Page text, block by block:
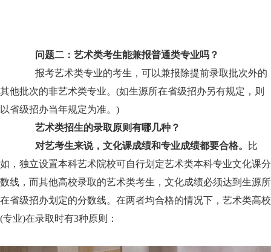
问题二：艺术类考生能兼报普通类专业吗？
报考艺术类专业的考生，可以兼报除提前录取批次外的
其他批次的非艺术类专业。(如生源所在省级招办另有规定，则
以省级招办当年规定为准。)
艺术类招生的录取原则有哪几种？
对艺考生来说，文化课成绩和专业成绩都要合格。
比
如，独立设置本科艺术院校可自行划定艺术类本科专业文化课分
数线，而其他高校录取的艺术类考生，文化成绩必须达到生源所
在省级招办划定的分数线。在两者均合格的情况下，艺术类高校
(专业)在录取时有3种原则：